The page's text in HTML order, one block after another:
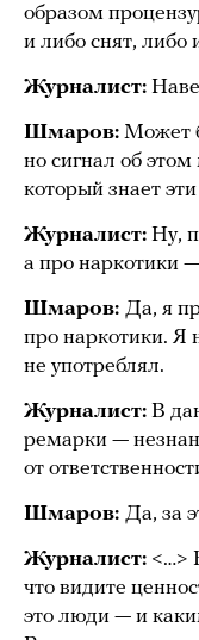
образом
и либо снят, либо
Журналист:
Шмаров: Может
но сигнал об
который знает
Журналист: Ну,
а про наркотики
Шмаров: Да, я
про наркотики. Я
не употреблял.
Журналист: В
ремарки —
от
Шмаров: Да, за
Журналист: <…>
что видите
это люди — и